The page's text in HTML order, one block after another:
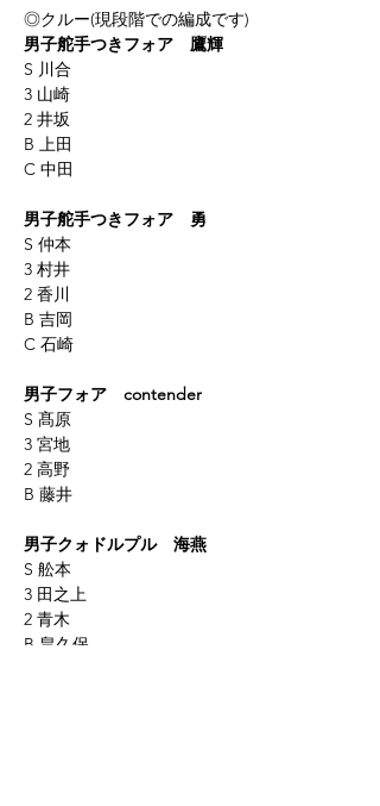
◎クルー(現段階での編成です)
男子舵手つきフォア　鷹輝
S 川合
3 山崎
2 井坂
B 上田
C 中田
男子舵手つきフォア　勇
S 仲本
3 村井
2 香川
B 吉岡
C 石崎
男子フォア　contender
S 髙原
3 宮地
2 高野
B 藤井
男子クォドルプル　海燕
S 舩本
3 田之上
2 青木
B 畠久保